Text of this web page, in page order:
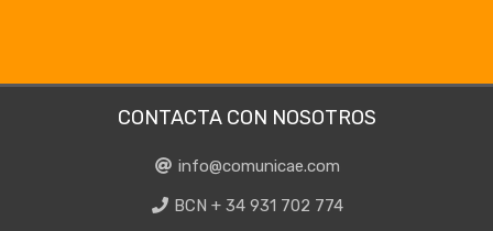
CONTACTA CON NOSOTROS
info@comunicae.com
BCN + 34 931 702 774